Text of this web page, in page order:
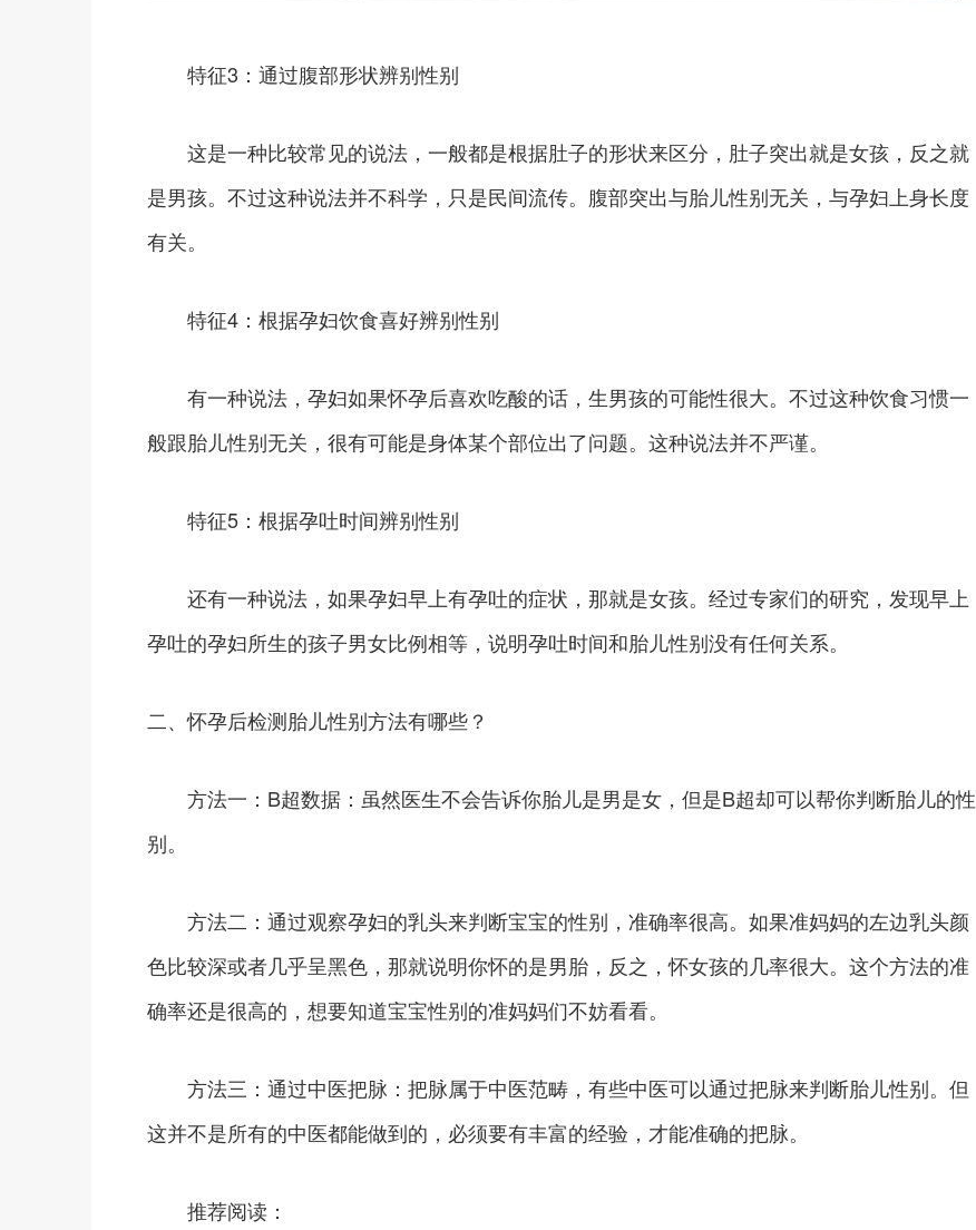
特征3：通过腹部形状辨别性别
这是一种比较常见的说法，一般都是根据肚子的形状来区分，肚子突出就是女孩，反之就
是男孩。不过这种说法并不科学，只是民间流传。腹部突出与胎儿性别无关，与孕妇上身长度
有关。
特征4：根据孕妇饮食喜好辨别性别
有一种说法，孕妇如果怀孕后喜欢吃酸的话，生男孩的可能性很大。不过这种饮食习惯一
般跟胎儿性别无关，很有可能是身体某个部位出了问题。这种说法并不严谨。
特征5：根据孕吐时间辨别性别
还有一种说法，如果孕妇早上有孕吐的症状，那就是女孩。经过专家们的研究，发现早上
孕吐的孕妇所生的孩子男女比例相等，说明孕吐时间和胎儿性别没有任何关系。
二、怀孕后检测胎儿性别方法有哪些？
方法一：B超数据：虽然医生不会告诉你胎儿是男是女，但是B超却可以帮你判断胎儿的性
别。
方法二：通过观察孕妇的乳头来判断宝宝的性别，准确率很高。如果准妈妈的左边乳头颜
色比较深或者几乎呈黑色，那就说明你怀的是男胎，反之，怀女孩的几率很大。这个方法的准
确率还是很高的，想要知道宝宝性别的准妈妈们不妨看看。
方法三：通过中医把脉：把脉属于中医范畴，有些中医可以通过把脉来判断胎儿性别。但
这并不是所有的中医都能做到的，必须要有丰富的经验，才能准确的把脉。
推荐阅读：